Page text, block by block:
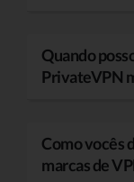
Quando
PrivateVPN
Como vocês
marcas de